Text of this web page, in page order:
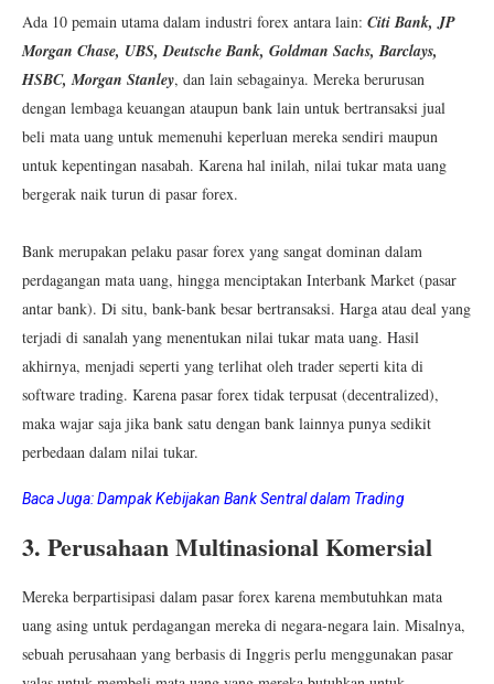
Ada 10 pemain utama dalam industri forex antara lain: Citi Bank, JP
Morgan Chase, UBS, Deutsche Bank, Goldman Sachs, Barclays,
HSBC, Morgan Stanley, dan lain sebagainya. Mereka berurusan
dengan lembaga keuangan ataupun bank lain untuk bertransaksi jual
beli mata uang untuk memenuhi keperluan mereka sendiri maupun
untuk kepentingan nasabah. Karena hal inilah, nilai tukar mata uang
bergerak naik turun di pasar forex.
Bank merupakan pelaku pasar forex yang sangat dominan dalam
perdagangan mata uang, hingga menciptakan Interbank Market (pasar
antar bank). Di situ, bank-bank besar bertransaksi. Harga atau deal yang
terjadi di sanalah yang menentukan nilai tukar mata uang. Hasil
akhirnya, menjadi seperti yang terlihat oleh trader seperti kita di
software trading. Karena pasar forex tidak terpusat (decentralized),
maka wajar saja jika bank satu dengan bank lainnya punya sedikit
perbedaan dalam nilai tukar.
Baca Juga:Dampak Kebijakan Bank Sentral dalam Trading
3. Perusahaan Multinasional Komersial
Mereka berpartisipasi dalam pasar forex karena membutuhkan mata
uang asing untuk perdagangan mereka di negara-negara lain. Misalnya,
sebuah perusahaan yang berbasis di Inggris perlu menggunakan pasar